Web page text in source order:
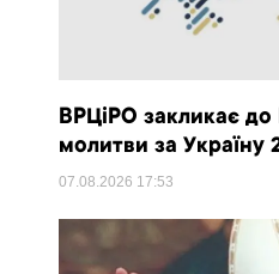
ВРЦіРО закликає до
молитви за Україну
07.08.2026 17:53